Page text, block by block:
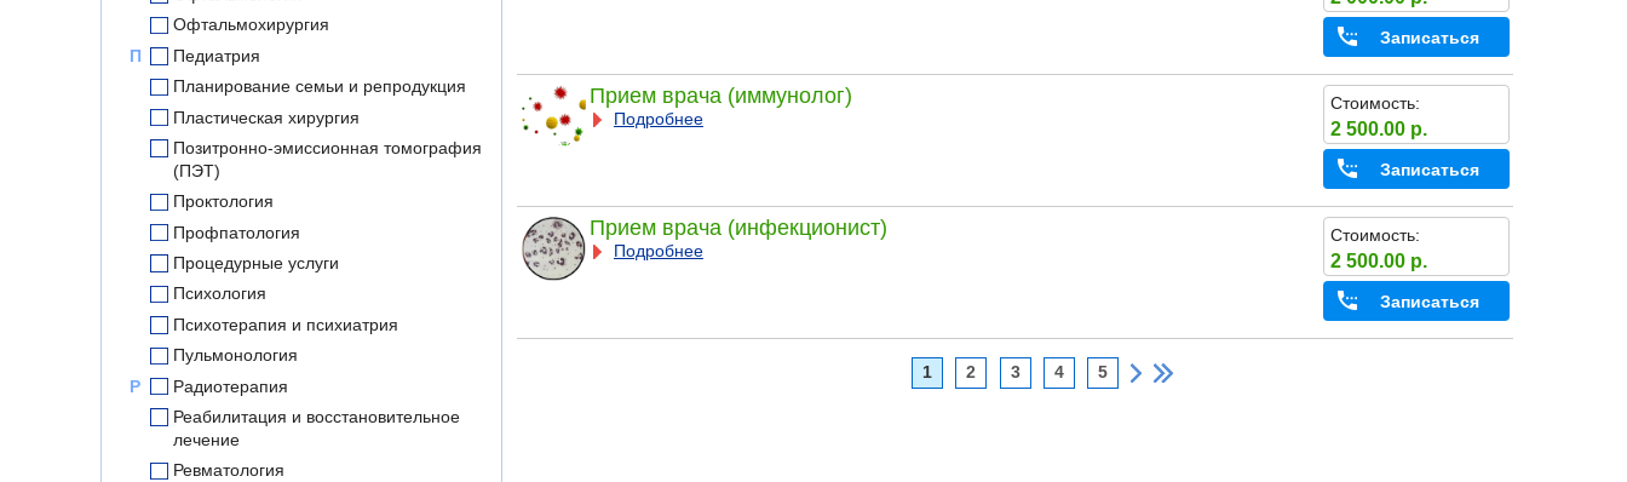
Офтальмохирургия
П
Педиатрия
Планирование семьи и репродукция
Пластическая хирургия
Позитронно-эмиссионная томография
(ПЭТ)
Проктология
Профпатология
Процедурные услуги
Психология
Психотерапия и психиатрия
Пульмонология
Р
Радиотерапия
Реабилитация и восстановительное
лечение
Ревматология
Записаться
Прием врача (иммунолог)
Подробнее
Стоимость:
2 500.00 р.
Записаться
Прием врача (инфекционист)
Подробнее
Стоимость:
2 500.00 р.
Записаться
1 2 3 4 5